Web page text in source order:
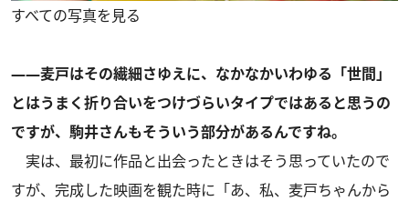
すべての写真を見る
――麦戸はその繊細さゆえに、なかなかいわゆる「世間」
とはうまく折り合いをつけづらいタイプではあると思うの
ですが、駒井さんもそういう部分があるんですね。
実は、最初に作品と出会ったときはそう思っていたので
すが、完成した映画を観た時に「あ、私、麦戸ちゃんから